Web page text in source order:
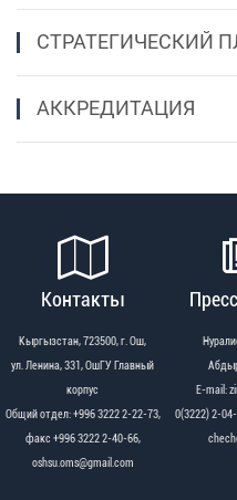
СТРАТЕГИЧЕСКИЙ
АККРЕДИТАЦИЯ
Контакты
Кыргызстан, 723500, г. Ош,
ул. Ленина, 331, ОшГУ Главный
корпус
Общий отдел: +996 3222 2-22-73,
факс +996 3222 2-40-66,
oshsu.oms@gmail.com
Е-mail:
0(3222) 2-